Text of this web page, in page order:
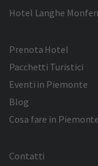
Hotel Langhe
Prenota Hotel
Pacchetti Turistici
Eventi in Piemonte
Blog
Cosa fare in Piemonte
Contatti